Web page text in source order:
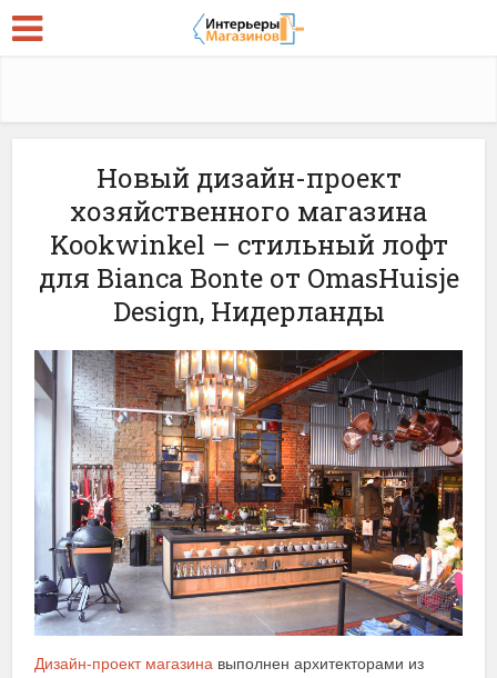
Новый дизайн-проект
хозяйственного магазина
Kookwinkel – стильный лофт
для Bianca Bonte от OmasHuisje
Design, Нидерланды
Дизайн-проект магазина выполнен архитекторами из